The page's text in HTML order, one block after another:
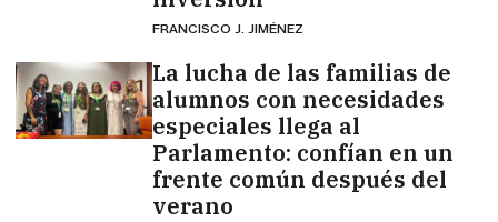
FRANCISCO J. JIMÉNEZ
La lucha de las familias de
alumnos con necesidades
especiales llega al
Parlamento: confían en un
frente común después del
verano